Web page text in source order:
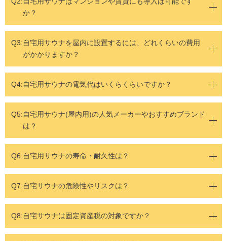
か？
Q3:自宅用サウナを屋内に設置するには、どれくらいの費用
がかかりますか？
Q4:自宅用サウナの電気代はいくらくらいですか？
Q5:自宅用サウナ(屋内用)の人気メーカーやおすすめブランド
は？
Q6:自宅用サウナの寿命・耐久性は？
Q7:自宅サウナの危険性やリスクは？
Q8:自宅サウナは固定資産税の対象ですか？